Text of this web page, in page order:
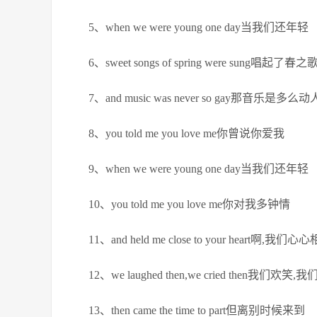
5、when we were young one day当我们还年轻
6、sweet songs of spring were sung唱起了春之
7、and music was never so gay那音乐是多么动
8、you told me you love me你曾说你爱我
9、when we were young one day当我们还年轻
10、you told me you love me你对我多钟情
11、and held me close to your heart啊,我们心心
12、we laughed then,we cried then我们欢笑,我
13、then came the time to part但离别时候来到